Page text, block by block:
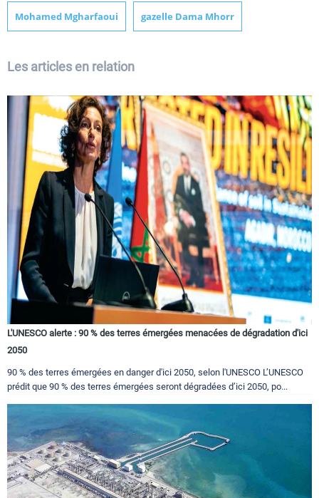
Mohamed Mgharfaoui gazelle Dama Mhorr
Les articles en relation
L'UNESCO alerte : 90 % des terres émergées menacées de dégradation d'ici
2050
90 % des terres émergées en danger d'ici 2050, selon l'UNESCO L’UNESCO
prédit que 90 % des terres émergées seront dégradées d’ici 2050, po...